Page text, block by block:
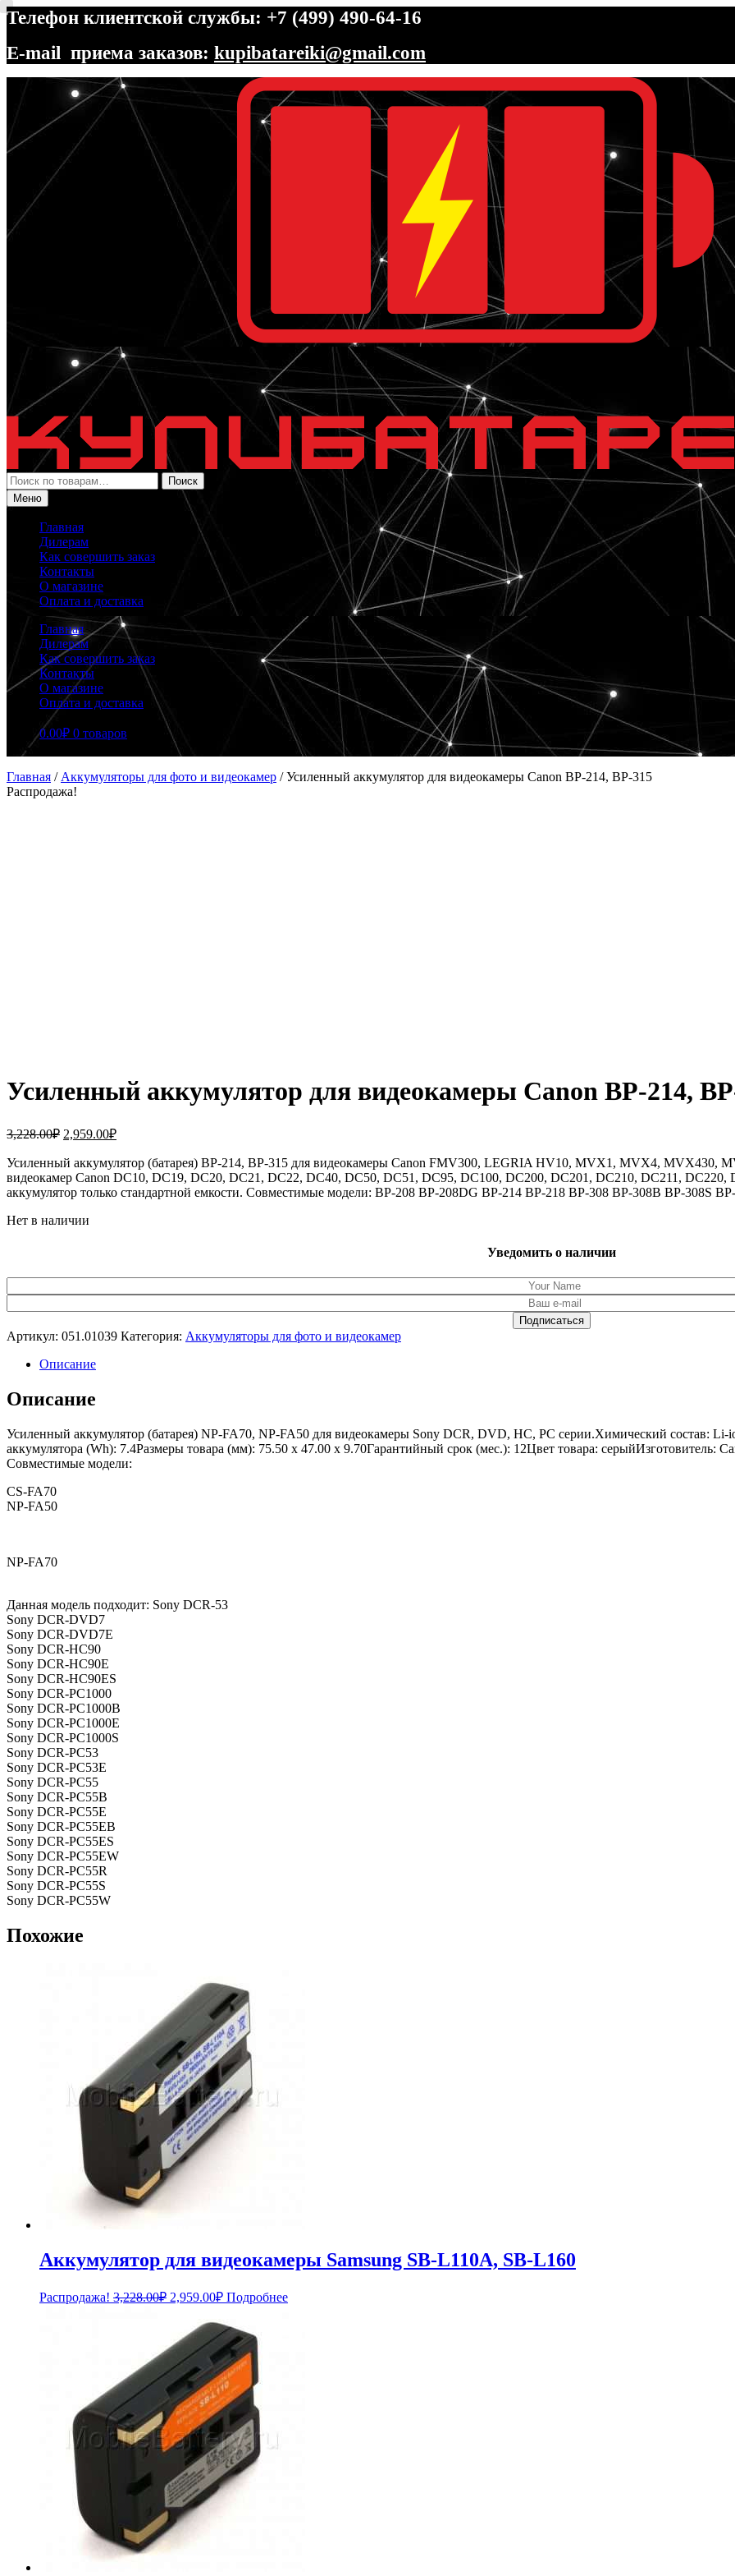
Телефон клиентской службы: +7 (499) 490-64-16
E-mail приема заказов: kupibatareiki@gmail.com
Перейти
навигации
Перейти
содержимому
Искать:
Поиск
Меню
Главная
Дилерам
Как совершить заказ
Контакты
О магазине
Оплата и доставка
Главная
Дилерам
Как совершить заказ
Контакты
О магазине
Оплата и доставка
0.00₽ 0 товаров
Главная / Аккумуляторы для фото и видеокамер /Усиленный аккумулятор для видеокамеры Canon BP-214, BP-315
Распродажа!
Усиленный аккумулятор для видеокамеры Canon BP-214,
3,228.00₽ Первоначальная
составляла
3,228.00₽.
2,959.00₽Текущая
2,959.00₽.
Усиленный аккумулятор (батарея) BP-214, BP-315 для видеокамеры Canon FMV300, LEGRIA HV10, MVX1, MVX4, MVX430,
видеокамер Canon DC10, DC19, DC20, DC21, DC22, DC40, DC50, DC51, DC95, DC100, DC200, DC201, DC210, DC211, DC220,
аккумулятор только стандартной емкости. Совместимые модели: BP-208 BP-208DG BP-214 BP-218 BP-308 BP-308B BP-308S
Нет в наличии
Уведомить о наличии
Артикул: 051.01039 Категория: Аккумуляторы для фото и видеокамер
Описание
Описание
Усиленный аккумулятор (батарея) NP-FA70, NP-FA50 для видеокамеры Sony DCR, DVD, HC, PC серии.Химический состав:
аккумулятора (Wh): 7.4Размеры товара (мм): 75.50 x 47.00 x 9.70Гарантийный срок (мес.): 12Цвет товара: серыйИзготовитель:
Совместимые модели:
CS-FA70
NP-FA50
NP-FA70
Данная модель подходит: Sony DCR-53
Sony DCR-DVD7
Sony DCR-DVD7E
Sony DCR-HC90
Sony DCR-HC90E
Sony DCR-HC90ES
Sony DCR-PC1000
Sony DCR-PC1000B
Sony DCR-PC1000E
Sony DCR-PC1000S
Sony DCR-PC53
Sony DCR-PC53E
Sony DCR-PC55
Sony DCR-PC55B
Sony DCR-PC55E
Sony DCR-PC55EB
Sony DCR-PC55ES
Sony DCR-PC55EW
Sony DCR-PC55R
Sony DCR-PC55S
Sony DCR-PC55W
Похожие
Аккумулятор для видеокамеры Samsung SB-L110A, SB-L160
Распродажа! 3,228.00₽ Первоначальная
составляла
3,228.00₽.
2,959.00₽Текущая
цена:
2,959.00₽.
Подробнее